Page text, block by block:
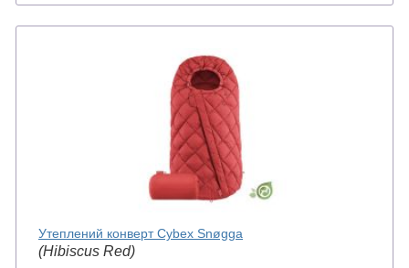
Утеплений конверт Cybex Snøgga
(Hibiscus Red)